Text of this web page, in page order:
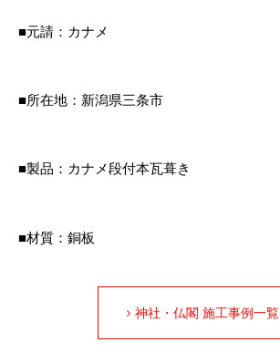
■元請：カナメ
■所在地：新潟県三条市
■製品：カナメ段付本瓦葺き
■材質：銅板
神社・仏閣 施工事例一覧